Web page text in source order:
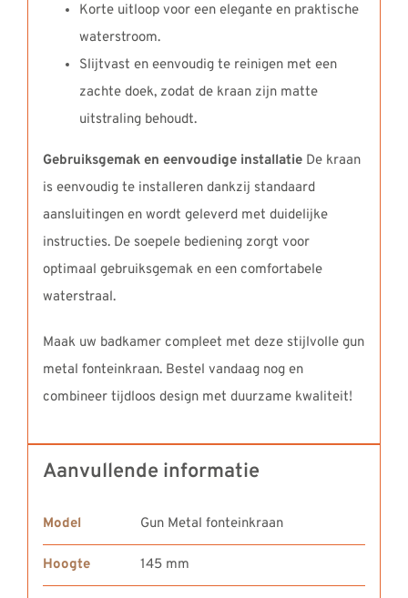
Korte uitloop voor een elegante en praktische
waterstroom.
Slijtvast en eenvoudig te reinigen met een
zachte doek, zodat de kraan zijn matte
uitstraling behoudt.
Gebruiksgemak en eenvoudige installatieDe kraan
is eenvoudig te installeren dankzij standaard
aansluitingen en wordt geleverd met duidelijke
instructies. De soepele bediening zorgt voor
optimaal gebruiksgemak en een comfortabele
waterstraal.
Maak uw badkamer compleet met deze stijlvolle gun
metal fonteinkraan. Bestel vandaag nog en
combineer tijdloos design met duurzame kwaliteit!
Aanvullende informatie
Model Gun Metal fonteinkraan
Hoogte 145 mm